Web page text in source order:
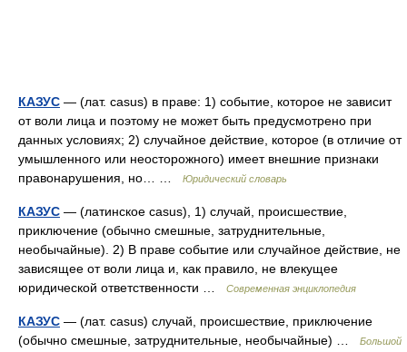
КАЗУС — (лат. casus) в праве: 1) событие, которое не зависит
от воли лица и поэтому не может быть предусмотрено при
данных условиях; 2) случайное действие, которое (в отличие от
умышленного или неосторожного) имеет внешние признаки
правонарушения, но… …
Юридический словарь
КАЗУС — (латинское casus), 1) случай, происшествие,
приключение (обычно смешные, затруднительные,
необычайные). 2) В праве событие или случайное действие, не
зависящее от воли лица и, как правило, не влекущее
юридической ответственности …
Современная энциклопедия
КАЗУС — (лат. casus) случай, происшествие, приключение
(обычно смешные, затруднительные, необычайные) …
Большой